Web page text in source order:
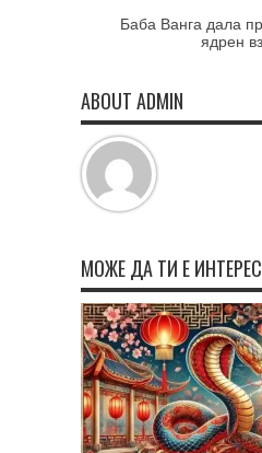
Баба Ванга дала
ядрен
ABOUT ADMIN
МОЖЕ ДА ТИ Е